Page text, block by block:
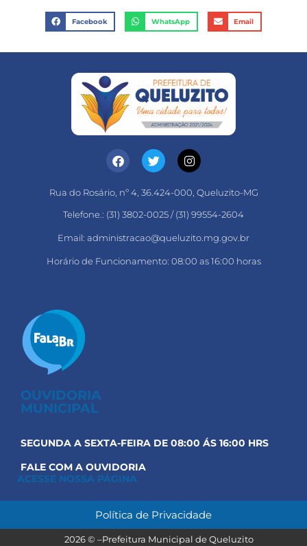
Facebook WhatsApp Email
Rua do Rosário, nº 4, 36.424-000, Queluzito-MG
Telefone.: (31) 3802-0025 / (31) 99554-2604
Email: administracao@queluzito.mg.gov.br
Horário de Funcionamento: 08:00 as 16:00 horas
OUVIDORIA
MUNICIPAL
SEGUNDA A SEXTA-FEIRA DE 08:00 ÁS 16:00 HRS
FALE COM A OUVIDORIA
ACESSE NOSSA PÁGINA
Política de Privacidade
2026 © –Prefeitura Municipal de Queluzito